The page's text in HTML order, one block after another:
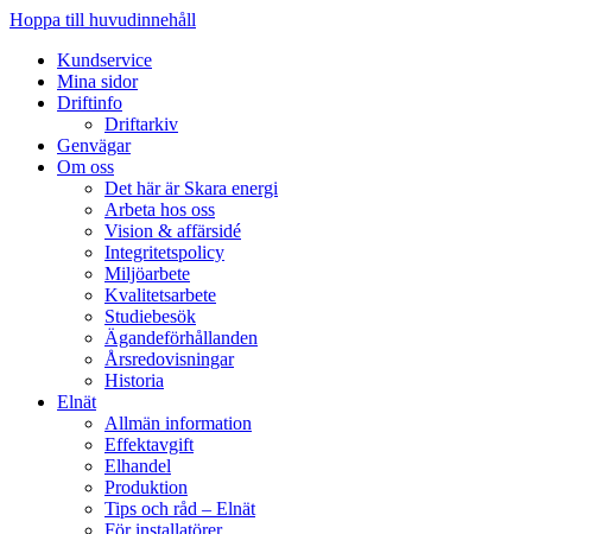
Hoppa till huvudinnehåll
Kundservice
Mina sidor
Driftinfo
Driftarkiv
Genvägar
Om oss
Det här är Skara energi
Arbeta hos oss
Vision & affärsidé
Integritetspolicy
Miljöarbete
Kvalitetsarbete
Studiebesök
Ägandeförhållanden
Årsredovisningar
Historia
Elnät
Allmän information
Effektavgift
Elhandel
Produktion
Tips och råd – Elnät
För installatörer